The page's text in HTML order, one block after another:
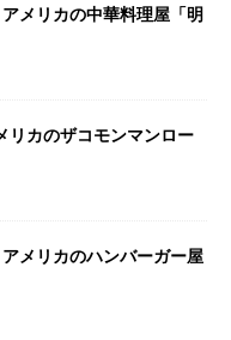
メリカの中華料理屋「明
リカのザコモンマンロー
メリカのハンバーガー屋